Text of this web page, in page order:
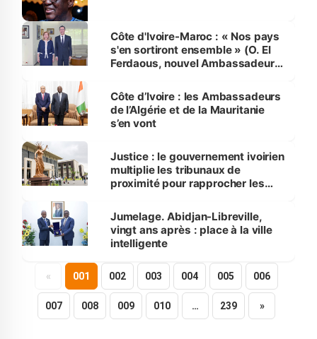
Côte d'Ivoire-Maroc : « Nos pays
s'en sortiront ensemble » (O. El
Ferdaous, nouvel Ambassadeur
Côte d’Ivoire : les Ambassadeurs
de l’Algérie et de la Mauritanie
s’en vont
Justice : le gouvernement ivoirien
multiplie les tribunaux de
proximité pour rapprocher les
Jumelage. Abidjan-Libreville,
vingt ans après : place à la ville
intelligente
« 001 002 003 004 005 006
007 008 009 010 … 239 »